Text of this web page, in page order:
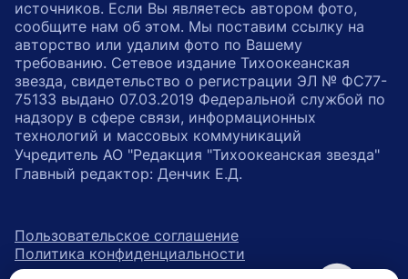
источников. Если Вы являетесь автором фото,
сообщите нам об этом. Мы поставим ссылку на
авторство или удалим фото по Вашему
требованию. Сетевое издание Тихоокеанская
звезда, свидетельство о регистрации ЭЛ № ФС77-
75133 выдано 07.03.2019 Федеральной службой по
надзору в сфере связи, информационных
технологий и массовых коммуникаций
Учредитель АО "Редакция "Тихоокеанская звезда"
Главный редактор: Денчик Е.Д.
Пользовательское соглашение
Политика конфиденциальности